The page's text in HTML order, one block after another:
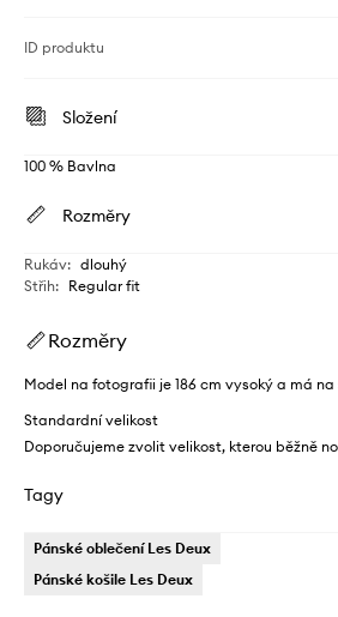
ID produktu
Složení
100 % Bavlna
Rozměry
Rukáv: dlouhý
Střih: Regular fit
Rozměry
Model na fotografii je 186 cm vysoký a má na
Standardní velikost
Doporučujeme zvolit velikost, kterou běžně
Tagy
Pánské oblečení Les Deux
Pánské košile Les Deux